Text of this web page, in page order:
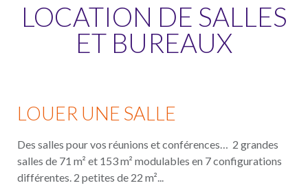
LOCATION DE SALLES
ET BUREAUX
LOUER UNE SALLE
Des salles pour vos réunions et conférences… 2 grandes
salles de 71 m² et 153 m² modulables en 7 configurations
différentes. 2 petites de 22 m²...